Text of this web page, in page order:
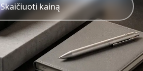
Skaičiuoti kainą